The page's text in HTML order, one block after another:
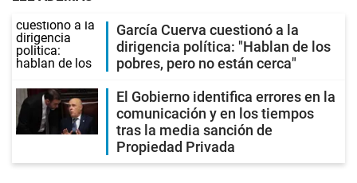
García Cuerva cuestionó a la
dirigencia política: "Hablan de los
pobres, pero no están cerca"
El Gobierno identifica errores en la
comunicación y en los tiempos
tras la media sanción de
Propiedad Privada